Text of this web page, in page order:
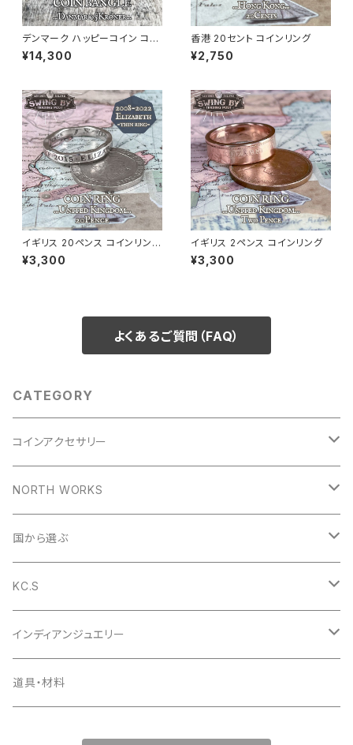
デンマーク ハッピーコイン コイ
ンバングル
¥14,300
香港 20セント コインリング
¥2,750
イギリス 20ペンス コインリング
2008年〜2022年/エリザベス
面（リング幅3〜3.2mm）
¥3,300
イギリス 2ペンス コインリング
¥3,300
よくあるご質問（FAQ）
CATEGORY
コインアクセサリー
コインリング
1953年
1954年
コインペンダント
1953年
1954年
コインバングル
1953年
1954年
コインガーディアンベル
コインの迷子札
NORTH WORKS
ペンダント
リング
バングル
ピアス
国から選ぶ
アメリカ
イギリス
デンマーク
KC.S
財布
ラウンドファスナー
小銭入れ
インディアンジュエリー
ペンダント
道具・材料